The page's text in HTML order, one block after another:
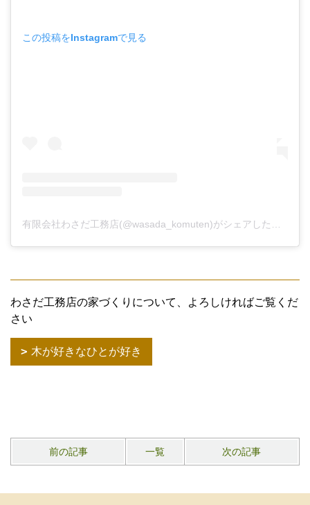
この投稿をInstagramで見る
わさだ工務店の家づくりについて、よろしければご覧くだ
さい
木が好きなひとが好き
前の記事 一覧 次の記事